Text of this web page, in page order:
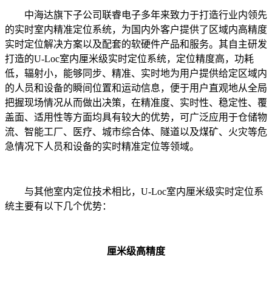
中海达旗下子公司联睿电子多年来致力于打造行业内领先
的实时室内精准定位系统，为国内外客户提供了区域内高精度
实时定位解决方案以及配套的软硬件产品和服务。其自主研发
打造的U-Loc室内厘米级实时定位系统，定位精度高，功耗
低，辐射小，能够同步、精准、实时地为用户提供给定区域内
的人员和设备的瞬间位置和运动信息，便于用户直观地从全局
把握现场情况从而做出决策，在精准度、实时性、稳定性、覆
盖面、适用性等方面均具有较大的优势，可广泛应用于仓储物
流、智能工厂、医疗、城市综合体、隧道以及煤矿、火灾等危
急情况下人员和设备的实时精准定位等领域。
与其他室内定位技术相比，U-Loc室内厘米级实时定位系
统主要有以下几个优势：
厘米级高精度